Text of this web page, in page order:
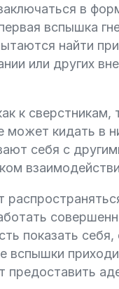
в
вспышка
найти
или других
к сверстникам,
кидать в
себя с
показать
вспышки